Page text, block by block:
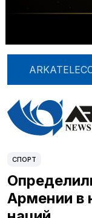
СПОРТ
Армении в